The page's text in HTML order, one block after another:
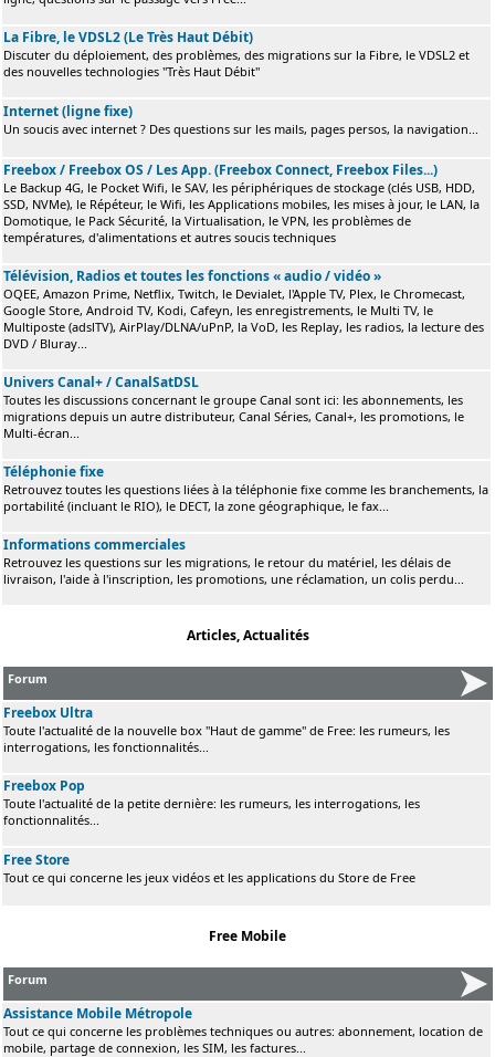
La Fibre, le VDSL2 (Le Très Haut Débit)
Discuter du déploiement, des problèmes, des migrations sur la Fibre, le VDSL2 et
des nouvelles technologies "Très Haut Débit"
Internet (ligne fixe)
Un soucis avec internet ? Des questions sur les mails, pages persos, la navigation...
Freebox / Freebox OS / Les App. (Freebox Connect, Freebox Files...)
Le Backup 4G, le Pocket Wifi, le SAV, les périphériques de stockage (clés USB, HDD,
SSD, NVMe), le Répéteur, le Wifi, les Applications mobiles, les mises à jour, le LAN, la
Domotique, le Pack Sécurité, la Virtualisation, le VPN, les problèmes de
températures, d'alimentations et autres soucis techniques
Télévision, Radios et toutes les fonctions « audio / vidéo »
OQEE, Amazon Prime, Netflix, Twitch, le Devialet, l'Apple TV, Plex, le Chromecast,
Google Store, Android TV, Kodi, Cafeyn, les enregistrements, le Multi TV, le
Multiposte (adslTV), AirPlay/DLNA/uPnP, la VoD, les Replay, les radios, la lecture des
DVD / Bluray...
Univers Canal+ / CanalSatDSL
Toutes les discussions concernant le groupe Canal sont ici: les abonnements, les
migrations depuis un autre distributeur, Canal Séries, Canal+, les promotions, le
Multi-écran...
Téléphonie fixe
Retrouvez toutes les questions liées à la téléphonie fixe comme les branchements, la
portabilité (incluant le RIO), le DECT, la zone géographique, le fax...
Informations commerciales
Retrouvez les questions sur les migrations, le retour du matériel, les délais de
livraison, l'aide à l'inscription, les promotions, une réclamation, un colis perdu...
Articles, Actualités
Forum
Freebox Ultra
Toute l'actualité de la nouvelle box "Haut de gamme" de Free: les rumeurs, les
interrogations, les fonctionnalités...
Freebox Pop
Toute l'actualité de la petite dernière: les rumeurs, les interrogations, les
fonctionnalités...
Free Store
Tout ce qui concerne les jeux vidéos et les applications du Store de Free
Free Mobile
Forum
Assistance Mobile Métropole
Tout ce qui concerne les problèmes techniques ou autres: abonnement, location de
mobile, partage de connexion, les SIM, les factures...